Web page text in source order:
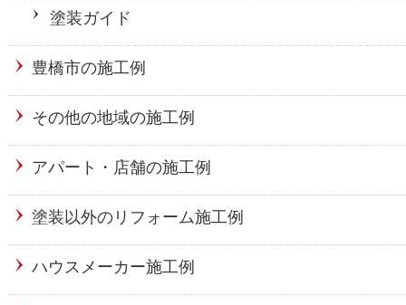
塗装ガイド
豊橋市の施工例
その他の地域の施工例
アパート・店舗の施工例
塗装以外のリフォーム施工例
ハウスメーカー施工例